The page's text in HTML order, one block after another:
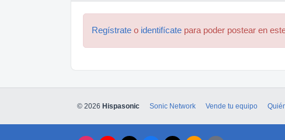
Regístrate o identifícate para poder postear en
© 2026 Hispasonic Sonic Network Vende tu equipo